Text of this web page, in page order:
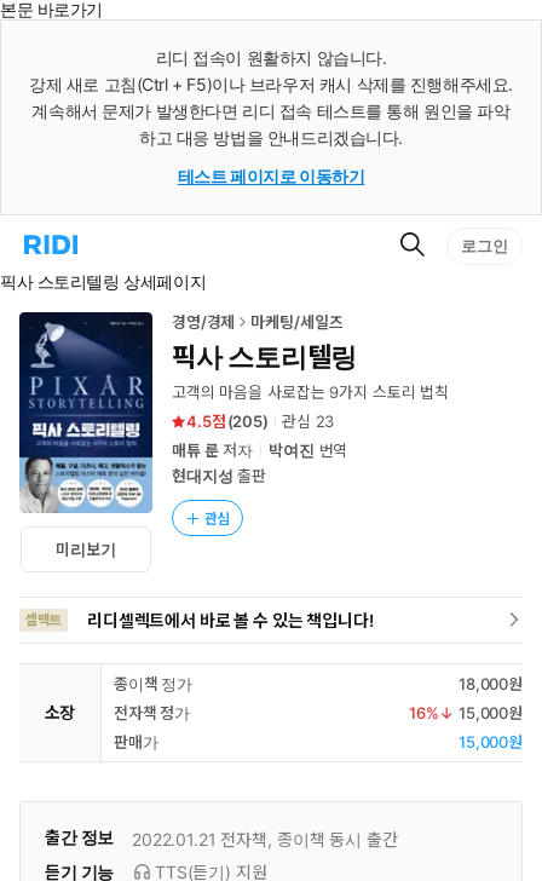
본문 바로가기
리디 접속이 원활하지 않습니다.
강제 새로 고침(Ctrl + F5)이나 브라우저 캐시 삭제를 진행해주세요.
계속해서 문제가 발생한다면 리디 접속 테스트를 통해 원인을 파악
하고 대응 방법을 안내드리겠습니다.
테스트 페이지로 이동하기
리
홈
로
이
동
검
로그인
픽사 스토리텔링 상세페이지
미리보기
경영/경제 마케팅/세일즈
픽사 스토리텔링
고객의 마음을 사로잡는 9가지 스토리 법칙
4.5
(205) 관심 23
매튜 룬저자 박여진 번역
현대지성 출판
관심
셀렉트 리디셀렉트에서 바로 볼 수 있는 책입니다!
소장
종이책 정가
18,000원
전자책 정가
16%↓ 15,000원
판매가
15,000원
출간 정보 2022.01.21 전자책, 종이책 동시 출간
듣기 기능
TTS(듣기) 지원